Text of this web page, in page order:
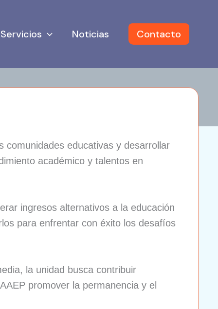
Servicios Noticias Contacto
comunidades educativas y desarrollar
académico y talentos en
ingresos alternativos a la educación
para enfrentar con éxito los desafíos
la unidad busca contribuir
promover la permanencia y el